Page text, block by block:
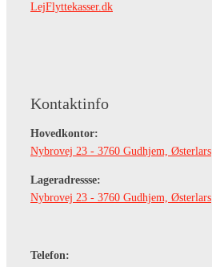
LejFlyttekasser.dk
Kontaktinfo
Hovedkontor:
Nybrovej 23 - 3760 Gudhjem, Østerlars
Lageradressse:
Nybrovej 23 - 3760 Gudhjem, Østerlars
Telefon: